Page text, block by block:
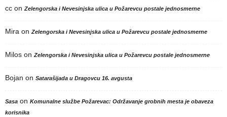
cc onZelengorska i Nevesinjska ulica u Požarevcu postale jednosmerne
Mira onZelengorska i Nevesinjska ulica u Požarevcu postale jednosmerne
Milos onZelengorska i Nevesinjska ulica u Požarevcu postale jednosmerne
Bojan on Satarašijada u Dragovcu 16. avgusta
Sasa on Komunalne službe Požarevac: Održavanje grobnih mesta je obaveza
korisnika